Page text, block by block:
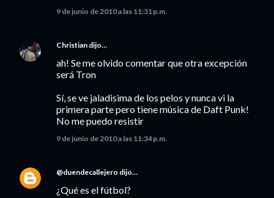
9 de junio de 2010 a las 11:31 p.m.
Christian dijo…
ah! Se me olvido comentar que otra excepción
será Tron
Sí, se ve jaladisima de los pelos y nunca vi la
primera parte pero tiene música de Daft Punk!
No me puedo resistir
9 de junio de 2010 a las 11:34 p.m.
@duendecallejero dijo…
¿Qué es el fútbol?